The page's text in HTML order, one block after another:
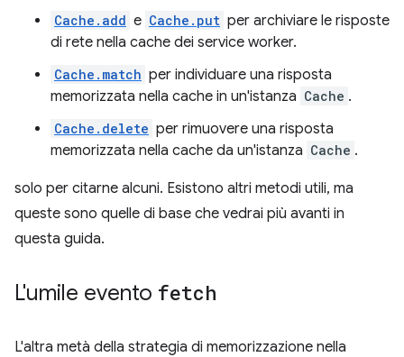
Cache.add e Cache.put per archiviare le risposte
di rete nella cache dei service worker.
Cache.match per individuare una risposta
memorizzata nella cache in un'istanza Cache .
Cache.delete per rimuovere una risposta
memorizzata nella cache da un'istanza Cache .
solo per citarne alcuni. Esistono altri metodi utili, ma
queste sono quelle di base che vedrai più avanti in
questa guida.
L'umile evento fetch
L'altra metà della strategia di memorizzazione nella